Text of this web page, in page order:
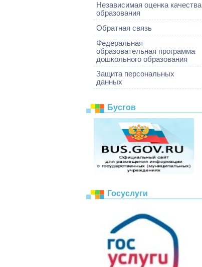
Независимая оценка качества
образования
Обратная связь
Федеральная
образовательная программа
дошкольного образования
Защита персональных
данных
Бусгов
Госуслуги